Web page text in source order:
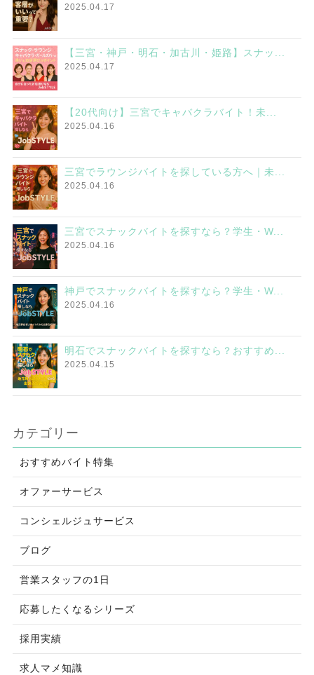
2025.04.17
【三宮・神戸・明石・加古川・姫路】スナッ...
2025.04.17
【20代向け】三宮でキャバクラバイト！未...
2025.04.16
三宮でラウンジバイトを探している方へ｜未...
2025.04.16
三宮でスナックバイトを探すなら？学生・W...
2025.04.16
神戸でスナックバイトを探すなら？学生・W...
2025.04.16
明石でスナックバイトを探すなら？おすすめ...
2025.04.15
カテゴリー
おすすめバイト特集
オファーサービス
コンシェルジュサービス
ブログ
営業スタッフの1日
応募したくなるシリーズ
採用実績
求人マメ知識